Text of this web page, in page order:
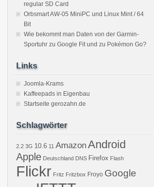
regular SD Card
Orbsmart AW-05 MiniPC und Linux Mint / 64
Bit
Wie bekommt man Daten von der Garmin-
Sportuhr zu Google Fit und zu Pokémon Go?
Links
Joomla-Krams
Kaffeepads in Eigenbau
Startseite gerozahn.de
Schlagwörter
2.2 3G 10.6 11 AmazonAndroid
Apple Deutschland DNS Firefox Flash
Flickr Fritz Fritzbox Froyo Google